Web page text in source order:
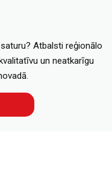
Atbalsti reģionālo
un neatkarīgu